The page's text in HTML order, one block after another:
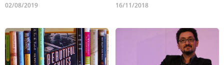
02/08/2019 16/11/2018